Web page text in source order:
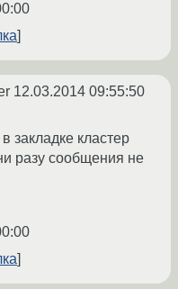
12.03.2014 09:55:50
закладке кластер
разу сообщения не